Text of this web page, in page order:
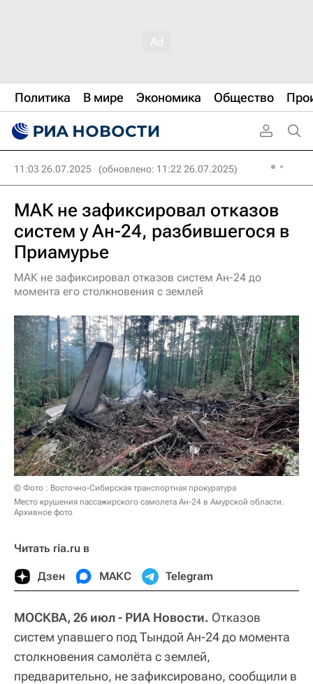
Политика В мире Экономика Общество
11:03 26.07.2025 (обновлено: 11:22 26.07.2025)
МАК не зафиксировал отказов
систем у Ан-24, разбившегося в
Приамурье
МАК не зафиксировал отказов систем Ан-24 до
момента его столкновения с землей
© Фото : Восточно-Сибирская транспортная прокуратура
Место крушения пассажирского самолета Ан-24 в Амурской области.
Архивное фото
Читать ria.ru в
Дзен МАКС Telegram
МОСКВА, 26 июл - РИА Новости. Отказов
систем упавшего под Тындой Ан-24 до момента
столкновения самолёта с землей,
предварительно, не зафиксировано, сообщили в